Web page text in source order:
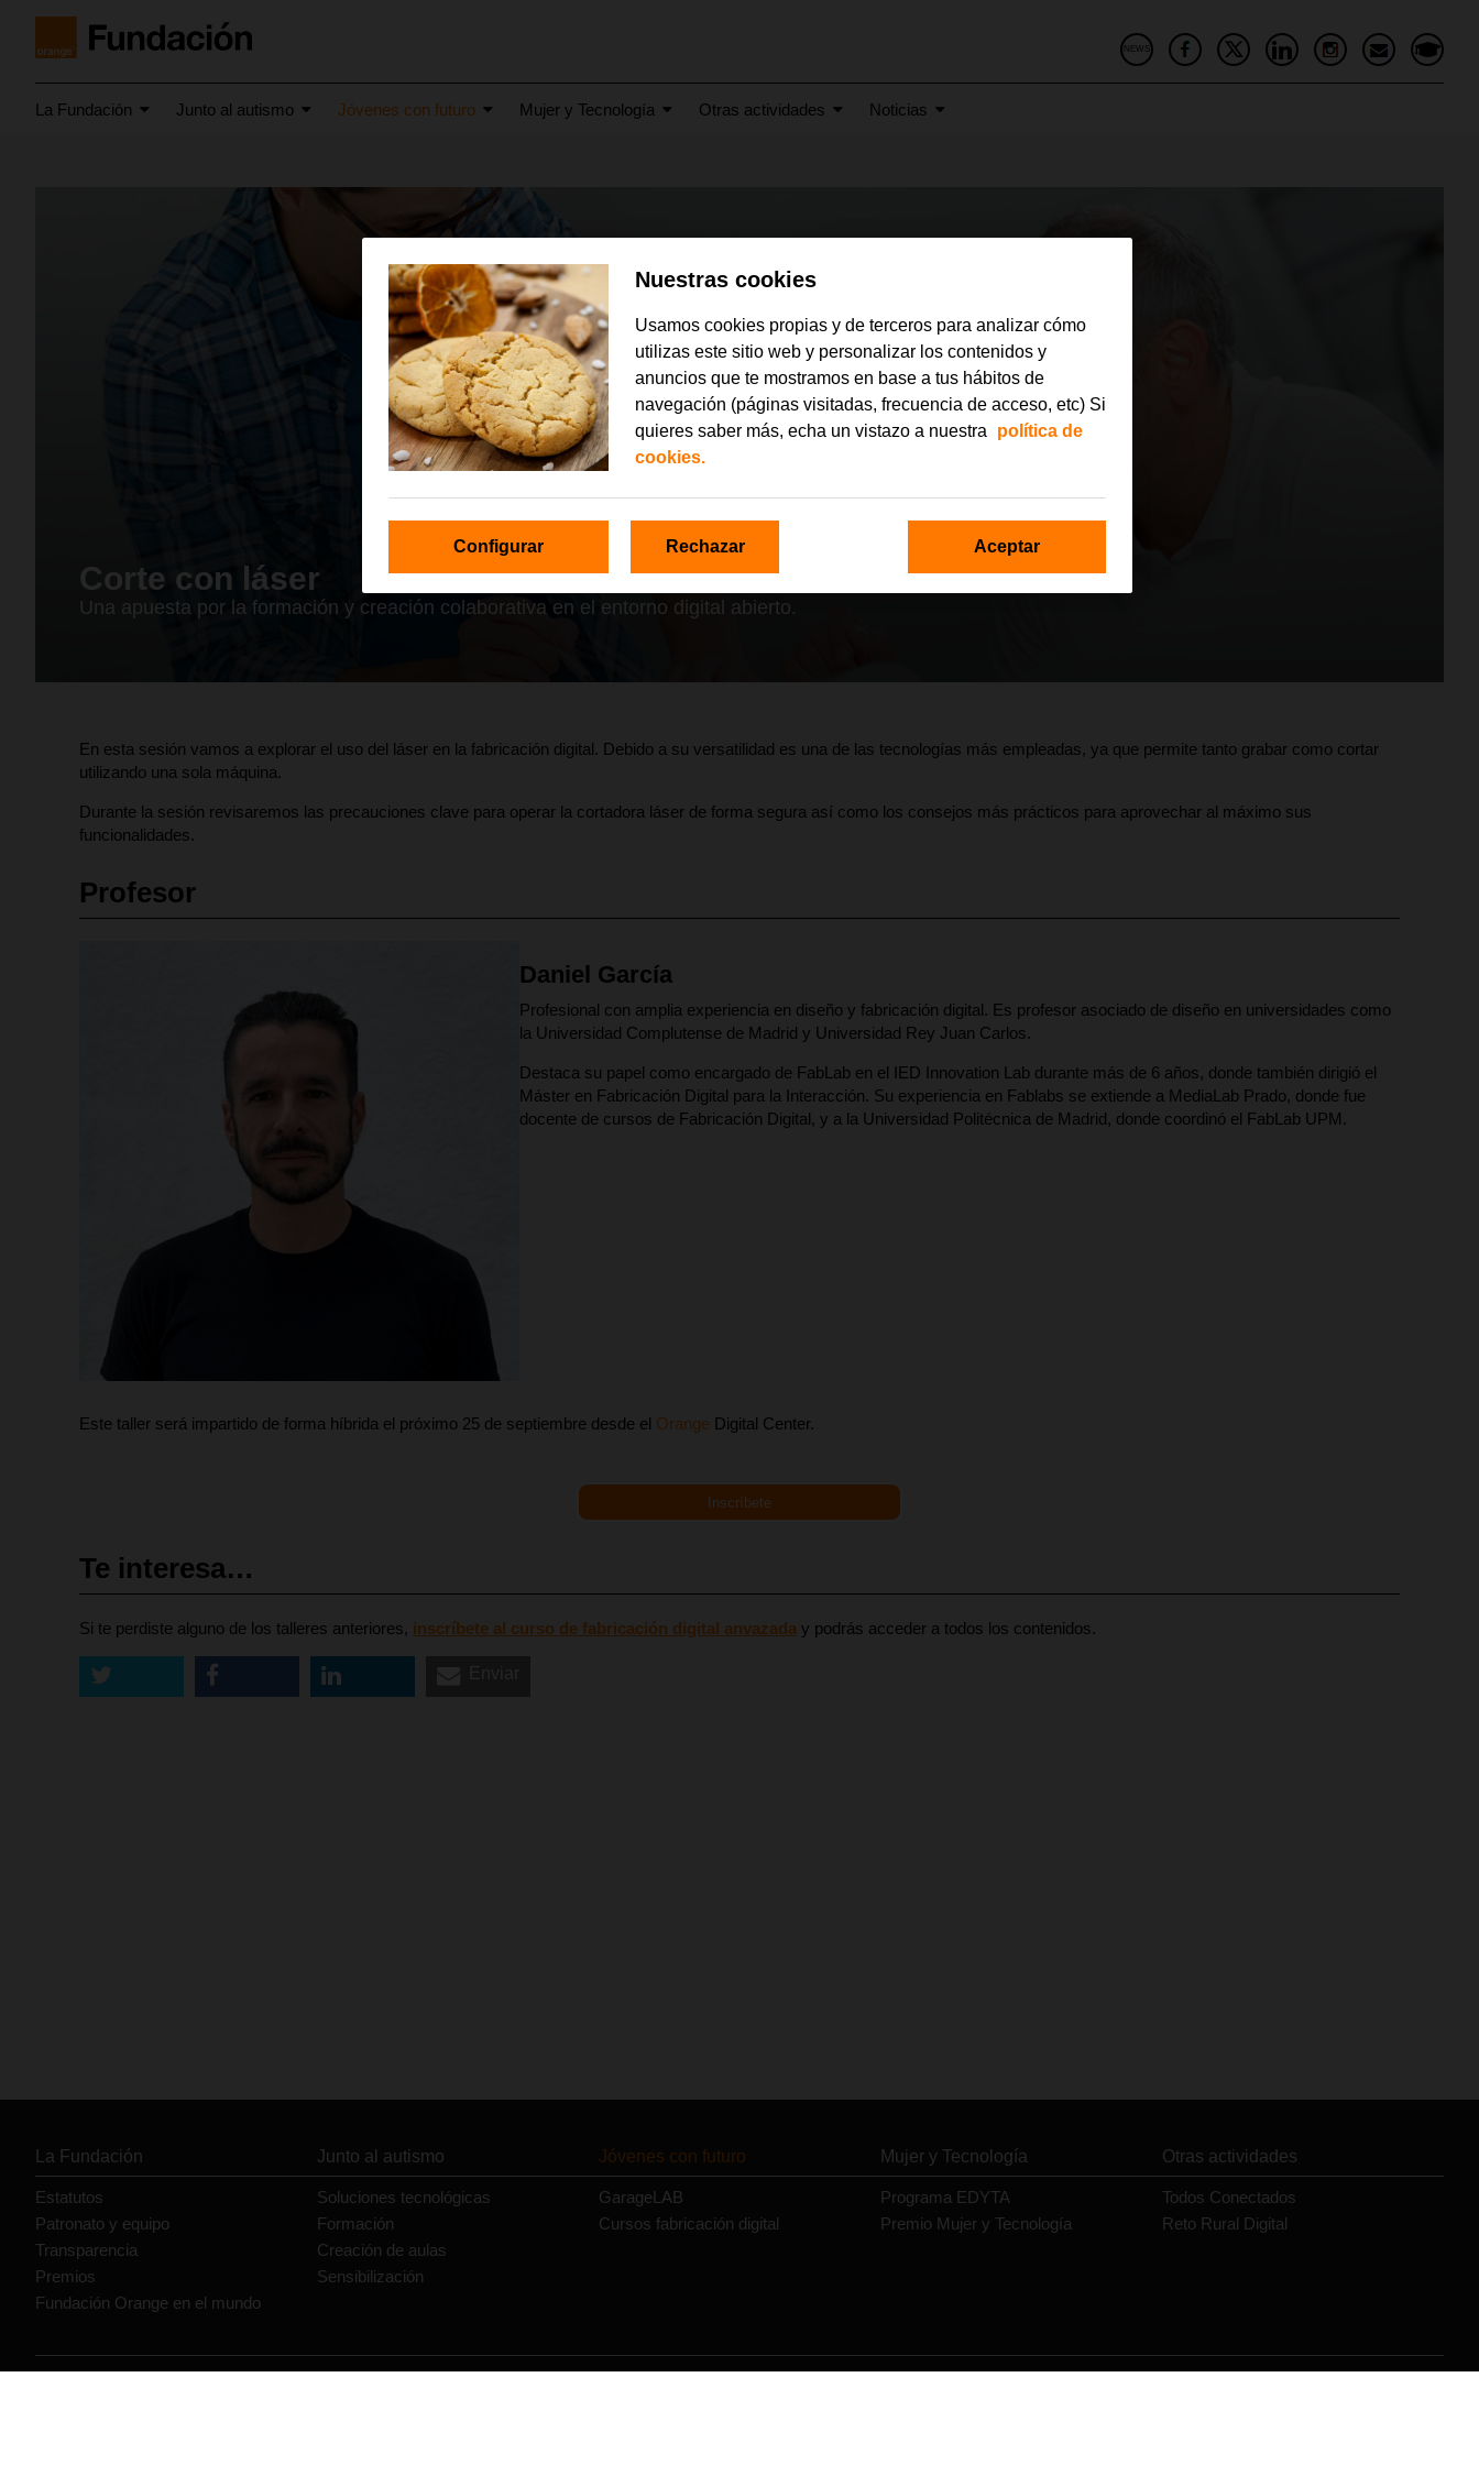
NEWS
La Fundación Junto al autismo Jóvenes con futuro Mujer y Tecnología Otras actividades Noticias
Corte con láser
Una apuesta por la formación y creación colaborativa en el entorno digital abierto.
En esta sesión vamos a explorar el uso del láser en la fabricación digital. Debido a su versatilidad es una de las tecnologías más empleadas, ya que permite tanto grabar como cortar
utilizando una sola máquina.
Durante la sesión revisaremos las precauciones clave para operar la cortadora láser de forma segura así como los consejos más prácticos para aprovechar al máximo sus
funcionalidades.
Profesor
Daniel García
Profesional con amplia experiencia en diseño y fabricación digital. Es profesor asociado de diseño en universidades como
la Universidad Complutense de Madrid y Universidad Rey Juan Carlos.
Destaca su papel como encargado de FabLab en el IED Innovation Lab durante más de 6 años, donde también dirigió el
Máster en Fabricación Digital para la Interacción. Su experiencia en Fablabs se extiende a MediaLab Prado, donde fue
docente de cursos de Fabricación Digital, y a la Universidad Politécnica de Madrid, donde coordinó el FabLab UPM.
Este taller será impartido de forma híbrida el próximo 25 de septiembre desde el Orange Digital Center.
Inscríbete
Te interesa…
Si te perdiste alguno de los talleres anteriores, inscríbete al curso de fabricación digital anvazada y podrás acceder a todos los contenidos.
La Fundación
Estatutos
Patronato y equipo
Transparencia
Premios
Fundación Orange en el mundo
Junto al autismo
Soluciones tecnológicas
Formación
Creación de aulas
Sensibilización
Jóvenes con futuro
GarageLAB
Cursos fabricación digital
Mujer y Tecnología
Programa EDYTA
Premio Mujer y Tecnología
Otras actividades
Todos Conectados
Reto Rural Digital
Nuestras cookies
Usamos cookies propias y de terceros para analizar cómo
utilizas este sitio web y personalizar los contenidos y
anuncios que te mostramos en base a tus hábitos de
navegación (páginas visitadas, frecuencia de acceso, etc) Si
quieres saber más, echa un vistazo a nuestra
política de
cookies.
Configurar Rechazar Aceptar